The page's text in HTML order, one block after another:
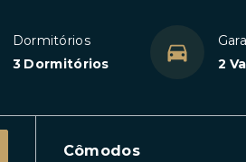
Dormitórios
3 Dormitórios
2
Cômodos